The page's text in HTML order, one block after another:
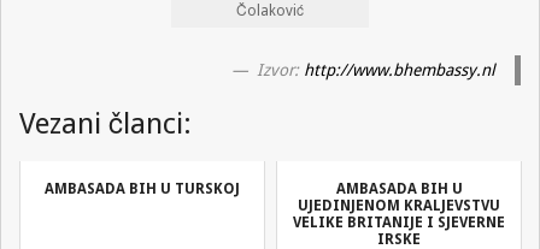
Čolaković
Izvor: http://www.bhembassy.nl
Vezani članci:
AMBASADA BIH U TURSKOJ
AMBASADA BIH U
UJEDINJENOM KRALJEVSTVU
VELIKE BRITANIJE I SJEVERNE
IRSKE